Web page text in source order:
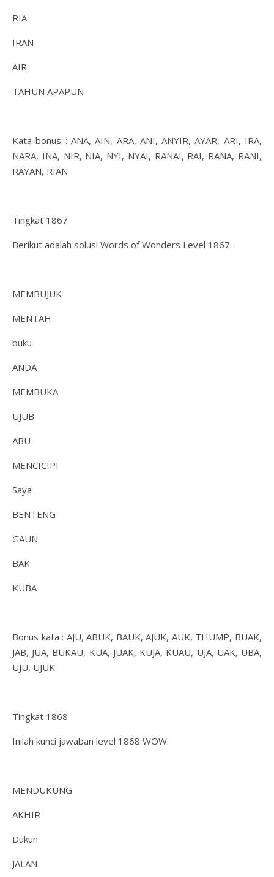
RIA
IRAN
AIR
TAHUN APAPUN
Kata bonus : ANA, AIN, ARA, ANI, ANYIR, AYAR, ARI, IRA,
NARA, INA, NIR, NIA, NYI, NYAI, RANAI, RAI, RANA, RANI,
RAYAN, RIAN
Tingkat 1867
Berikut adalah solusi Words of Wonders Level 1867.
MEMBUJUK
MENTAH
buku
ANDA
MEMBUKA
UJUB
ABU
MENCICIPI
Saya
BENTENG
GAUN
BAK
KUBA
Bonus kata : AJU, ABUK, BAUK, AJUK, AUK, THUMP, BUAK,
JAB, JUA, BUKAU, KUA, JUAK, KUJA, KUAU, UJA, UAK, UBA,
UJU, UJUK
Tingkat 1868
Inilah kunci jawaban level 1868 WOW.
MENDUKUNG
AKHIR
Dukun
JALAN